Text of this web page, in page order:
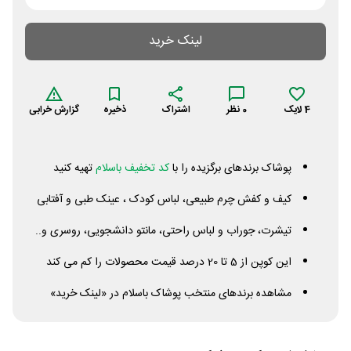
لینک خرید
4 لایک 0 نظر اشتراک ذخیره گزارش خرابی
پوشاک برندهای برگزیده را باکد تخفیف باسلامتهیه کنید
کیف و کفش چرم طبیعی، لباس کودک ، عینک طبی و آفتابی
تیشرت، جوراب و لباس راحتی، مانتو دانشجویی، روسری و..
این کوپن از 5 تا 20 درصد قیمت محصولات را کم می کند
مشاهده برندهای منتخب پوشاک باسلام در «لینک خرید»